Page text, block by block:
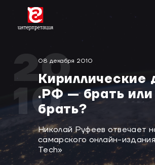
08 декабря 2010
20
10Кириллические
.РФ — брать или
брать?
Николай Руфеев отвечает
самарского онлайн-
Tech»